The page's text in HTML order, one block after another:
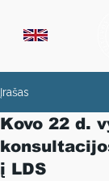
Įrašas
Kovo 22 d.
į LDS